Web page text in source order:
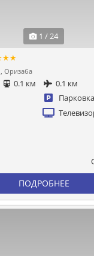
1 / 24
Оризаба
0.1 км
0.1 км
Парковка
ПОДРОБНЕЕ